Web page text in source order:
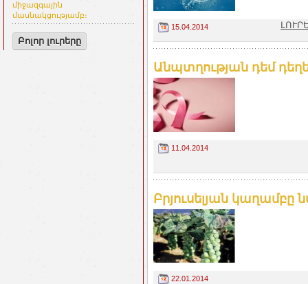
միջազգային
մասնակցությամբ։
Բոլոր լուրերը
15.04.2014
Անպտղության դեմ
11.04.2014
Բրյուսելյան կաղամբը
22.01.2014